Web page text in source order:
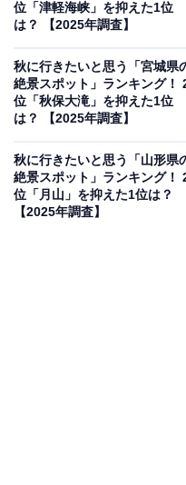
県）、「温泉が多く、ナ
た声が集まりました。
位「津軽海峡」を抑えた1位
は？ 【2025年調査】
秋に行きたいと思う「宮城県
絶景スポット」ランキング！
位「秋保大滝」を抑えた1位
は？ 【2025年調査】
秋に行きたいと思う「山形県
絶景スポット」ランキング！
位「月山」を抑えた1位は？
【2025年調査】